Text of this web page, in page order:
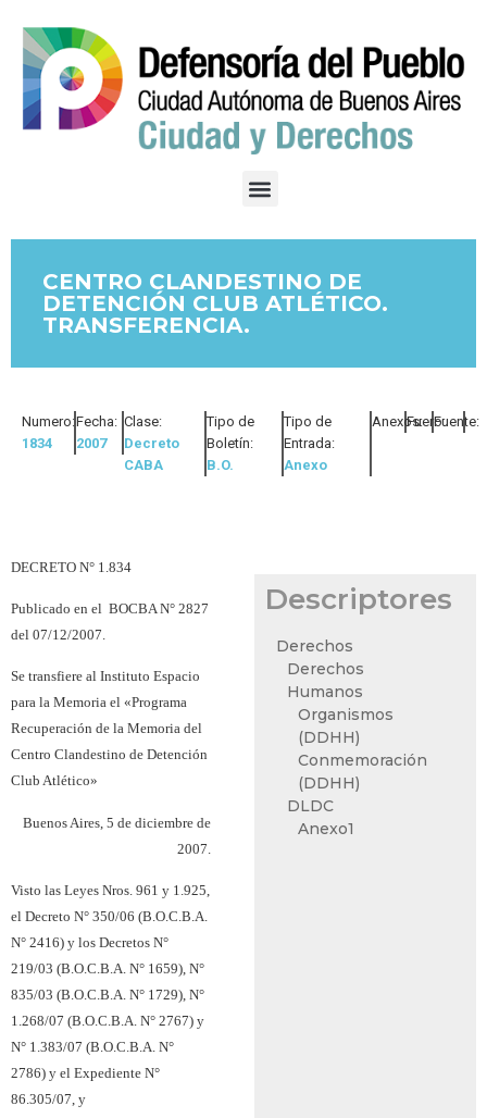
CENTRO CLANDESTINO DE
DETENCIÓN CLUB ATLÉTICO.
TRANSFERENCIA.
Numero:
1834
Fecha:
2007
Clase:
Decreto
CABA
Tipo de
Boletín:
B.O.
Tipo de
Entrada:
Anexo
Anexos:Fuero:Fuente:
DECRETO N° 1.834
Publicado en el BOCBA N° 2827
del 07/12/2007.
Se transfiere al Instituto Espacio
para la Memoria el «Programa
Recuperación de la Memoria del
Centro Clandestino de Detención
Club Atlético»
Buenos Aires, 5 de diciembre de
2007.
Visto las Leyes Nros. 961 y 1.925,
el Decreto N° 350/06 (B.O.C.B.A.
N° 2416) y los Decretos N°
219/03 (B.O.C.B.A. N° 1659), N°
835/03 (B.O.C.B.A. N° 1729), N°
1.268/07 (B.O.C.B.A. N° 2767) y
N° 1.383/07 (B.O.C.B.A. N°
2786) y el Expediente N°
86.305/07, y
Descriptores
Derechos
Derechos
Humanos
Organismos
(DDHH)
Conmemoración
(DDHH)
DLDC
Anexo1